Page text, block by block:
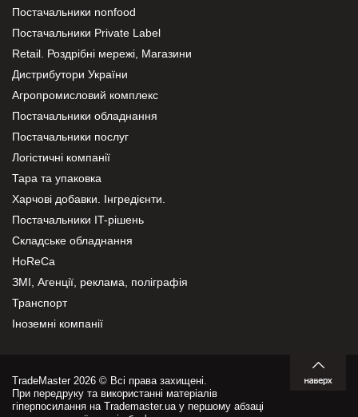
Постачальники nonfood
Постачальники Private Label
Retail. Роздрібні мережі, Магазини
Дистрибутори України
Агропромисловий комплекс
Постачальники обладнання
Постачальники послуг
Логістичні компанії
Тара та упаковка
Харчові добавки. Інгредієнти.
Постачальники IT-рішень
Складське обладнання
HoReCa
ЗМІ, Агенції, реклама, поліграфія
Транспорт
Іноземні компанії
TradeMaster 2026 © Всі права захищені.
При передруку та використанні матеріалів
гіперпосилання на Trademaster.ua у першому абзаці